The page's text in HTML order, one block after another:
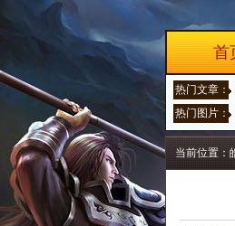
首
热门文章：
热门图片：
当前位置：